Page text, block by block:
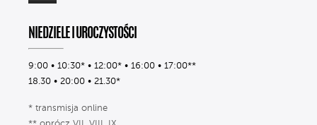
NIEDZIELE I UROCZYSTOŚCI
9:00 • 10:30* • 12:00* • 16:00 • 17:00**
18.30 • 20:00 • 21.30*
* transmisja online